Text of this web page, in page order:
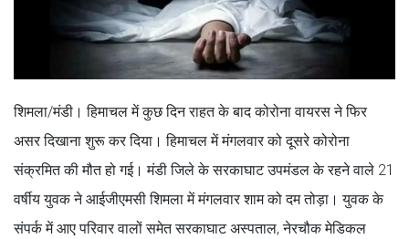
शिमला/मंडी। हिमाचल में कुछ दिन राहत के बाद कोरोना वायरस ने फिर
असर दिखाना शुरू कर दिया। हिमाचल में मंगलवार को दूसरे कोरोना
संक्रमित की मौत हो गई। मंडी जिले के सरकाघाट उपमंडल के रहने वाले 21
वर्षीय युवक ने आईजीएमसी शिमला में मंगलवार शाम को दम तोड़ा। युवक के
संपर्क में आए परिवार वालों समेत सरकाघाट अस्पताल, नेरचौक मेडिकल